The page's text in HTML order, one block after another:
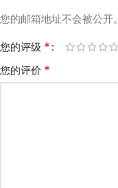
您的邮箱地址不会被公开。
您的评级 *
您的评价 *